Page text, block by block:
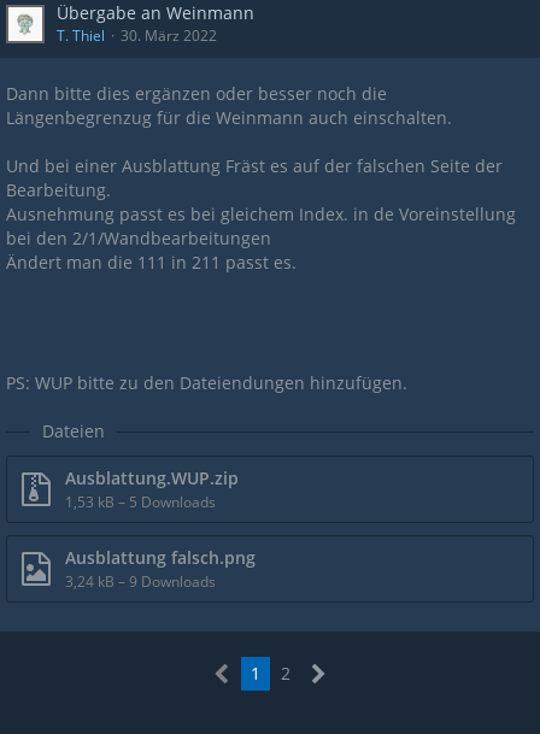
Übergabe an Weinmann
T. Thiel 30. März 2022
Dann bitte dies ergänzen oder besser noch die
Längenbegrenzug für die Weinmann auch einschalten.
Und bei einer Ausblattung Fräst es auf der falschen Seite der
Bearbeitung.
Ausnehmung passt es bei gleichem Index. in de Voreinstellung
bei den 2/1/Wandbearbeitungen
Ändert man die 111 in 211 passt es.
PS: WUP bitte zu den Dateiendungen hinzufügen.
Dateien
Ausblattung.WUP.zip
1,53 kB – 5 Downloads
Ausblattung falsch.png
3,24 kB – 9 Downloads
1 2